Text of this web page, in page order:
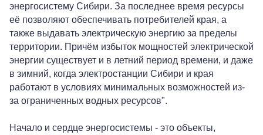
энергосистему Сибири. За последнее время ресурсы
её позволяют обеспечивать потребителей края, а
также выдавать электрическую энергию за пределы
территории. Причём избыток мощностей электрической
энергии существует и в летний период времени, и даже
в зимний, когда электростанции Сибири и края
работают в условиях минимальных возможностей из-
за ограниченных водных ресурсов".
Начало и сердце энергосистемы - это объекты,